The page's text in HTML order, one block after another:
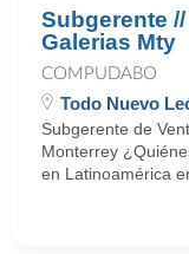
Subgerente
Galerias Mty
COMPUDABO
Todo Nuevo
Subgerente de
Monterrey
en Latinoamérica